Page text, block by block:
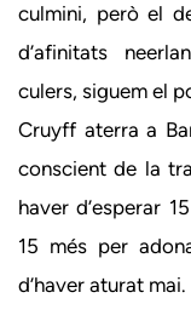
culmini, però el
d’afinitats
culers, siguem el
Cruyff aterra a
conscient de la
haver d’esperar
15 més per
d’haver aturat mai.